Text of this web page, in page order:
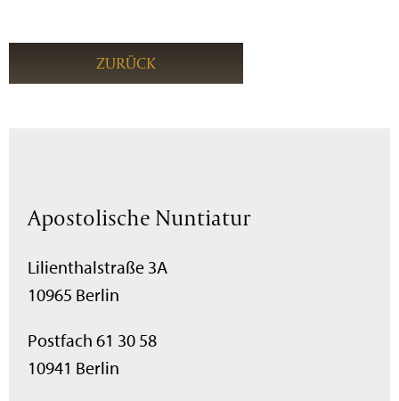
ZURÜCK
Apostolische Nuntiatur
Lilienthalstraße 3A
10965 Berlin
Postfach 61 30 58
10941 Berlin